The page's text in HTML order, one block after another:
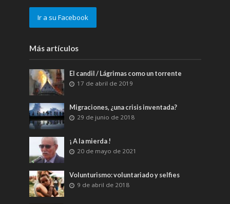
Ir a su Facebook
Más artículos
El candil / Lágrimas como un torrente
17 de abril de 2019
Migraciones, ¿una crisis inventada?
29 de junio de 2018
¡ A la mierda !
20 de mayo de 2021
Volunturismo: voluntariado y selfies
9 de abril de 2018